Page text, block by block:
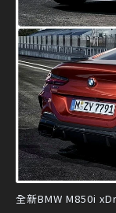
全新BMW M850i